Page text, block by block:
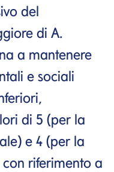
del
di A.
a mantenere
e sociali
di 5 (per la
e 4 (per la
riferimento a